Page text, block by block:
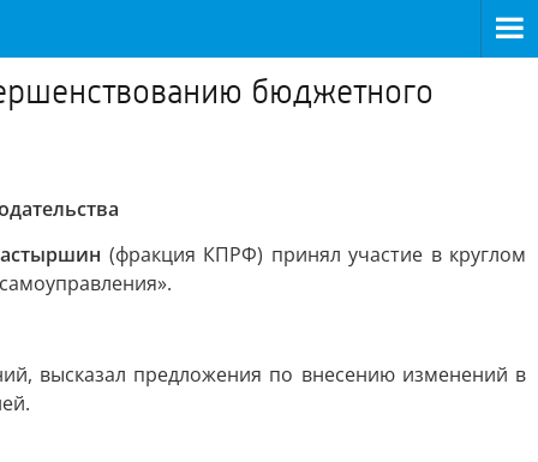
бюджетного
(фракция КПРФ) принял участие в круглом
высказал предложения по внесению изменений в